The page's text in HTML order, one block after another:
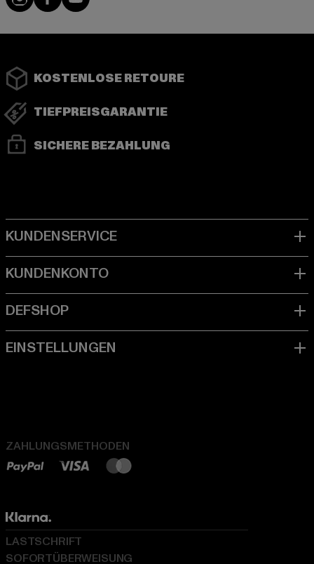
KOSTENLOSE RETOURE
TIEFPREISGARANTIE
SICHERE BEZAHLUNG
ZAHLUNGSMETHODEN
LASTSCHRIFT
SOFORTÜBERWEISUNG